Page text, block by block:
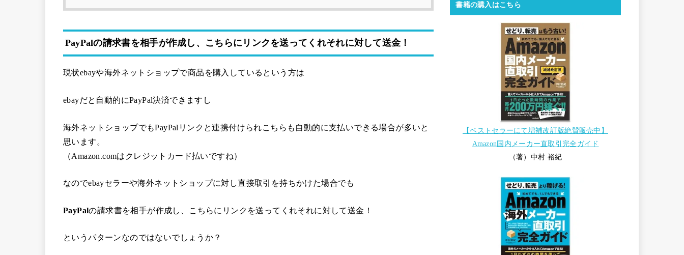
PayPalの請求書を相手が作成し、こちらにリンクを送ってくれそれに対して送金！
現状ebayや海外ネットショップで商品を購入しているという方は
ebayだと自動的にPayPal決済できますし
海外ネットショップでもPayPalリンクと連携付けられこちらも自動的に支払いできる場合が多いと
思います。
（Amazon.comはクレジットカード払いですね）
なのでebayセラーや海外ネットショップに対し直接取引を持ちかけた場合でも
PayPalの請求書を相手が作成し、こちらにリンクを送ってくれそれに対して送金！
というパターンなのではないでしょうか？
書籍の購入はこちら
【ベストセラーにて増補改訂版絶賛販売中】
Amazon国内メーカー直取引完全ガイド
（著）中村 裕紀